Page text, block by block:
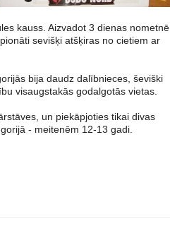
kauss. Aizvadot 3 dienas nometnē,
sevišķi atšķiras no cietiem ar
bija daudz dalībnieces, ševiški
visaugstakās godalgotās vietas.
un piekāpjoties tikai divas
- meitenēm 12-13 gadi.